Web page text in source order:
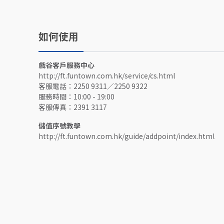
如何使用
戲谷客戶服務中心
http://ft.funtown.com.hk/service/cs.html
客服電話：2250 9311／2250 9322
服務時間：10:00 - 19:00
客服傳真：2391 3117
儲值序號教學
http://ft.funtown.com.hk/guide/addpoint/index.html